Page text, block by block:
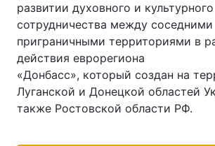
Контакти
Послуги
развитии духовного и культурного
сотрудничества между соседними
приграничными территориями в
действия еврорегиона
«Донбасс», который создан на
Луганской и Донецкой областей
также Ростовской области РФ.